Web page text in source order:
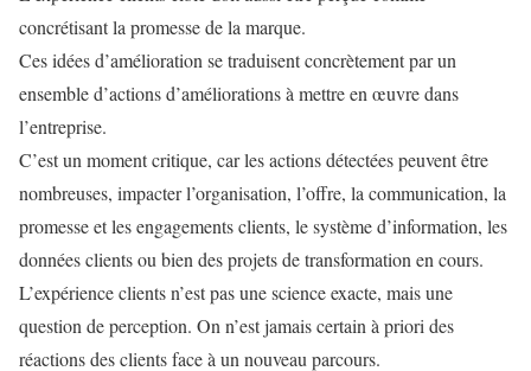
concrétisant la promesse de la marque.
Ces idées d’amélioration se traduisent concrètement par un
ensemble d’actions d’améliorations à mettre en œuvre dans
l’entreprise.
C’est un moment critique, car les actions détectées peuvent être
nombreuses, impacter l’organisation, l’offre, la communication, la
promesse et les engagements clients, le système d’information, les
données clients ou bien des projets de transformation en cours.
L’expérience clients n’est pas une science exacte, mais une
question de perception. On n’est jamais certain à priori des
réactions des clients face à un nouveau parcours.